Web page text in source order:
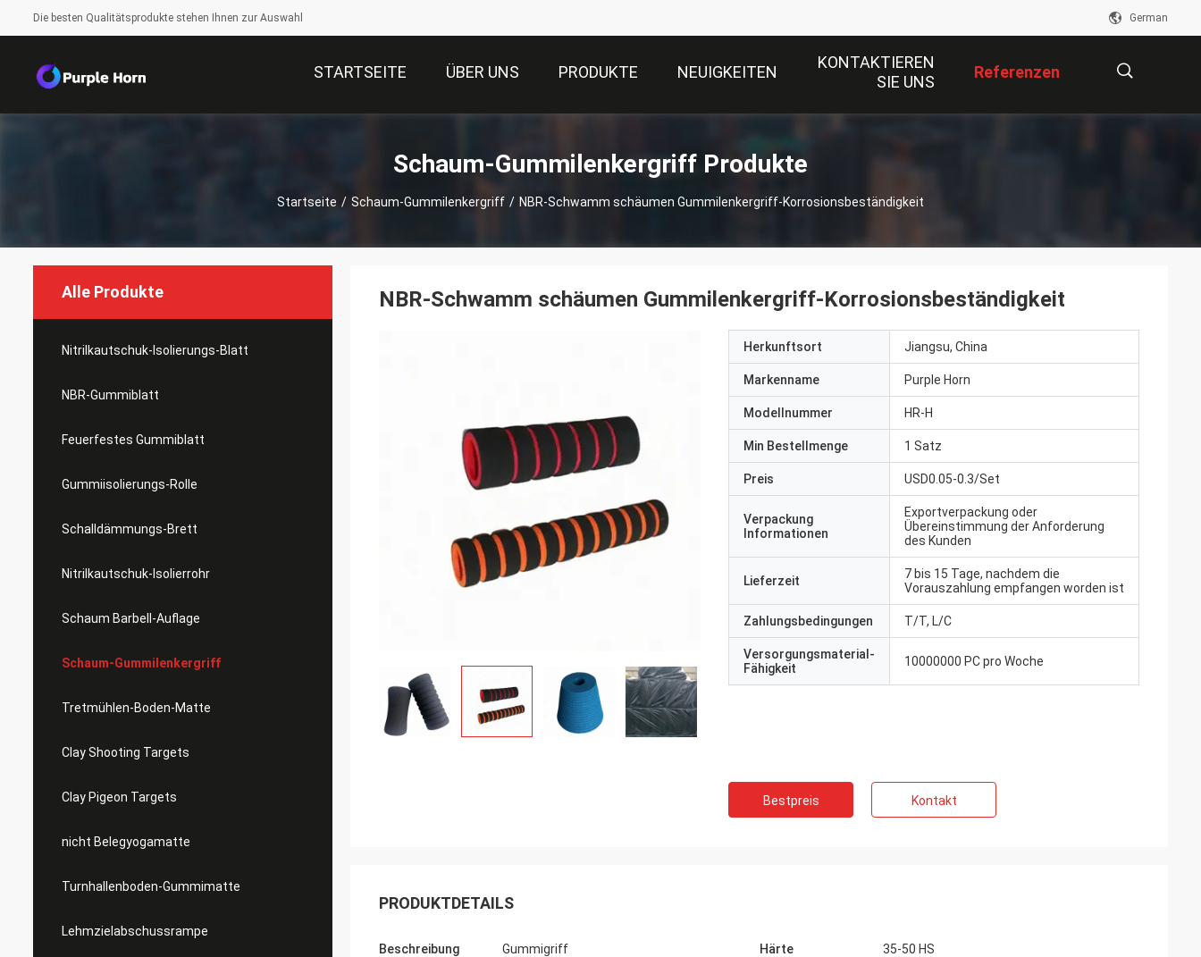
Die besten Qualitätsprodukte stehen Ihnen zur Auswahl German
STARTSEITE ÜBER UNS PRODUKTE NEUIGKEITEN
KONTAKTIEREN
SIE UNS
Referenzen
Schaum-Gummilenkergriff Produkte
Startseite / Schaum-Gummilenkergriff / NBR-Schwamm schäumen Gummilenkergriff-Korrosionsbeständigkeit
Alle Produkte
Nitrilkautschuk-Isolierungs-Blatt
NBR-Gummiblatt
Feuerfestes Gummiblatt
Gummiisolierungs-Rolle
Schalldämmungs-Brett
Nitrilkautschuk-Isolierrohr
Schaum Barbell-Auflage
Schaum-Gummilenkergriff
Tretmühlen-Boden-Matte
Clay Shooting Targets
Clay Pigeon Targets
nicht Belegyogamatte
Turnhallenboden-Gummimatte
Lehmzielabschussrampe
NBR-Schwamm schäumen Gummilenkergriff-Korrosionsbeständigkeit
Herkunftsort Jiangsu, China
Markenname Purple Horn
Modellnummer HR-H
Min Bestellmenge 1 Satz
Preis USD0.05-0.3/Set
Verpackung
Informationen
Exportverpackung oder
Übereinstimmung der Anforderung
des Kunden
Lieferzeit
7 bis 15 Tage, nachdem die
Vorauszahlung empfangen worden ist
Zahlungsbedingungen T/T, L/C
Versorgungsmaterial-
Fähigkeit
10000000 PC pro Woche
Bestpreis Kontakt
PRODUKTDETAILS
Beschreibung Gummigriff Härte 35-50 HS